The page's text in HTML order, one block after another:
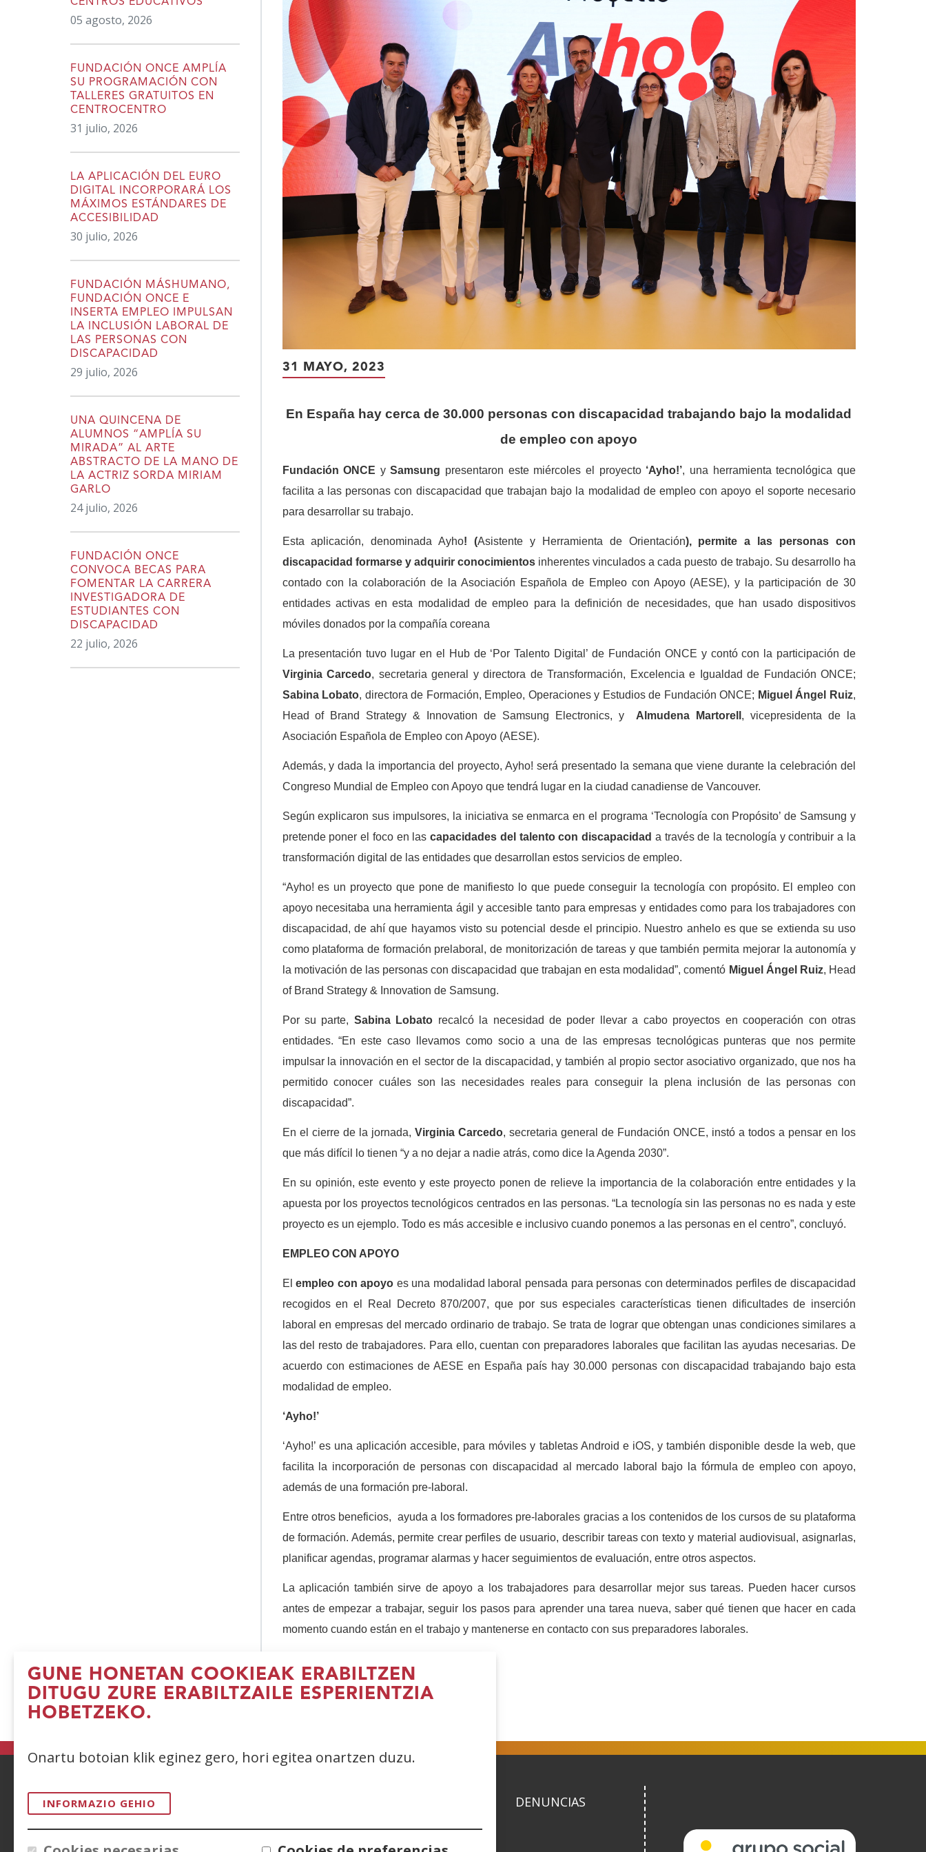
GUNE HONETAN COOKIEAK ERABILTZEN
DITUGU ZURE ERABILTZAILE ESPERIENTZIA
HOBETZEKO.
Onartu botoian klik eginez gero, hori egitea onartzen duzu.
INFORMAZIO GEHIO
31 MAYO, 2023
En España hay cerca de 30.000 personas con discapacidad trabajando bajo la modalidad
de empleo con apoyo
Fundación ONCE ySamsung presentaron este miércoles el proyecto ‘Ayho!’, una herramienta tecnológica que
facilita a las personas con discapacidad que trabajan bajo la modalidad de empleo con apoyo el soporte necesario
para desarrollar su trabajo.
Esta aplicación, denominada Ayho! (Asistente y Herramienta de Orientación), permite a las personas con
discapacidad formarse y adquirir conocimientosinherentes vinculados a cada puesto de trabajo. Su desarrollo ha
contado con la colaboración de la Asociación Española de Empleo con Apoyo (AESE), y la participación de 30
entidades activas en esta modalidad de empleo para la definición de necesidades, que han usado dispositivos
móviles donados por la compañía coreana
La presentación tuvo lugar en el Hub de ‘Por Talento Digital’ de Fundación ONCE y contó con la participación de
Virginia Carcedo, secretaria general y directora de Transformación, Excelencia e Igualdad de Fundación ONCE;
Sabina Lobato, directora de Formación, Empleo, Operaciones y Estudios de Fundación ONCE; Miguel Ángel Ruiz,
Head of Brand Strategy & Innovation de Samsung Electronics, y Almudena Martorell , vicepresidenta de la
Asociación Española de Empleo con Apoyo (AESE).
Además, y dada la importancia del proyecto, Ayho! será presentado la semana que viene durante la celebración del
Congreso Mundial de Empleo con Apoyo que tendrá lugar en la ciudad canadiense de Vancouver.
Según explicaron sus impulsores, la iniciativa se enmarca en el programa ‘Tecnología con Propósito’ de Samsung y
pretende poner el foco en lascapacidades del talento con discapacidad a través de la tecnología y contribuir a la
transformación digital de las entidades que desarrollan estos servicios de empleo.
“Ayho! es un proyecto que pone de manifiesto lo que puede conseguir la tecnología con propósito. El empleo con
apoyo necesitaba una herramienta ágil y accesible tanto para empresas y entidades como para los trabajadores con
discapacidad, de ahí que hayamos visto su potencial desde el principio. Nuestro anhelo es que se extienda su uso
como plataforma de formación prelaboral, de monitorización de tareas y que también permita mejorar la autonomía y
la motivación de las personas con discapacidad que trabajan en esta modalidad”, comentó Miguel Ángel Ruiz, Head
of Brand Strategy & Innovation de Samsung.
Por su parte, Sabina Lobato recalcó la necesidad de poder llevar a cabo proyectos en cooperación con otras
entidades. “En este caso llevamos como socio a una de las empresas tecnológicas punteras que nos permite
impulsar la innovación en el sector de la discapacidad, y también al propio sector asociativo organizado, que nos ha
permitido conocer cuáles son las necesidades reales para conseguir la plena inclusión de las personas con
discapacidad”.
En el cierre de la jornada, Virginia Carcedo, secretaria general de Fundación ONCE, instó a todos a pensar en los
que más difícil lo tienen “y a no dejar a nadie atrás, como dice la Agenda 2030”.
En su opinión, este evento y este proyecto ponen de relieve la importancia de la colaboración entre entidades y la
apuesta por los proyectos tecnológicos centrados en las personas. “La tecnología sin las personas no es nada y este
proyecto es un ejemplo. Todo es más accesible e inclusivo cuando ponemos a las personas en el centro”, concluyó.
EMPLEO CON APOYO
Elempleo con apoyo es una modalidad laboral pensada para personas con determinados perfiles de discapacidad
recogidos en el Real Decreto 870/2007, que por sus especiales características tienen dificultades de inserción
laboral en empresas del mercado ordinario de trabajo. Se trata de lograr que obtengan unas condiciones similares a
las del resto de trabajadores. Para ello, cuentan con preparadores laborales que facilitan las ayudas necesarias. De
acuerdo con estimaciones de AESE en España país hay 30.000 personas con discapacidad trabajando bajo esta
modalidad de empleo.
‘Ayho!’
‘Ayho!’ es una aplicación accesible, para móviles y tabletas Android e iOS, y también disponible desde la web, que
facilita la incorporación de personas con discapacidad al mercado laboral bajo la fórmula de empleo con apoyo,
además de una formación pre-laboral.
Entre otros beneficios, ayuda a los formadores pre-laborales gracias a los contenidos de los cursos de su plataforma
de formación. Además, permite crear perfiles de usuario, describir tareas con texto y material audiovisual, asignarlas,
planificar agendas, programar alarmas y hacer seguimientos de evaluación, entre otros aspectos.
La aplicación también sirve de apoyo a los trabajadores para desarrollar mejor sus tareas. Pueden hacer cursos
antes de empezar a trabajar, seguir los pasos para aprender una tarea nueva, saber qué tienen que hacer en cada
momento cuando están en el trabajo y mantenerse en contacto con sus preparadores laborales.
berrian)berrian)berrian)berrian)
05 agosto, 2026
FUNDACIÓN ONCE AMPLÍA
SU PROGRAMACIÓN CON
TALLERES GRATUITOS EN
CENTROCENTRO
31 julio, 2026
LA APLICACIÓN DEL EURO
DIGITAL INCORPORARÁ LOS
MÁXIMOS ESTÁNDARES DE
ACCESIBILIDAD
30 julio, 2026
FUNDACIÓN MÁSHUMANO,
FUNDACIÓN ONCE E
INSERTA EMPLEO IMPULSAN
LA INCLUSIÓN LABORAL DE
LAS PERSONAS CON
DISCAPACIDAD
29 julio, 2026
UNA QUINCENA DE
ALUMNOS “AMPLÍA SU
MIRADA” AL ARTE
ABSTRACTO DE LA MANO DE
LA ACTRIZ SORDA MIRIAM
GARLO
24 julio, 2026
FUNDACIÓN ONCE
CONVOCA BECAS PARA
FOMENTAR LA CARRERA
INVESTIGADORA DE
ESTUDIANTES CON
DISCAPACIDAD
22 julio, 2026
ACCESIBILIDAD DENUNCIAS
CONTACTO